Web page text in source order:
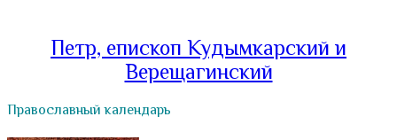
Петр, епископ Кудымкарский и
Верещагинский
Православный календарь